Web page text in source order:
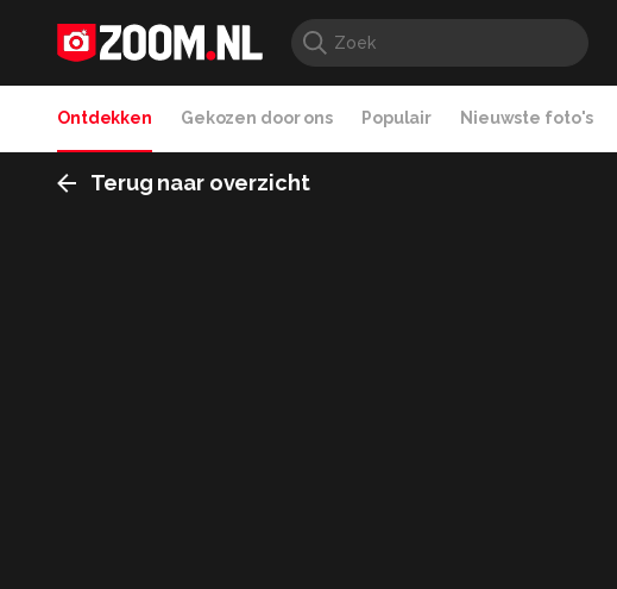
Ontdekken Gekozen door ons Populair Nieuwste foto's
Terug naar overzicht